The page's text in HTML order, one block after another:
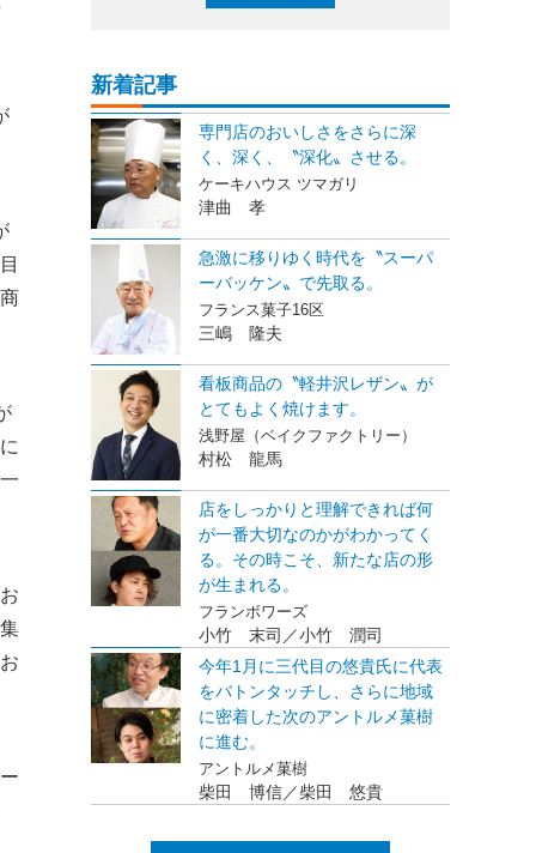
新着記事
専門店のおいしさをさらに深
く、深く、〝深化〟させる。
ケーキハウス ツマガリ
津曲 孝
急激に移りゆく時代を〝スーパ
ーバッケン〟で先取る。
フランス菓子16区
三嶋 隆夫
看板商品の〝軽井沢レザン〟が
とてもよく焼けます。
浅野屋（ベイクファクトリー）
村松 龍馬
店をしっかりと理解できれば何
が一番大切なのかがわかってく
る。その時こそ、新たな店の形
が生まれる。
フランボワーズ
小竹 末司／小竹 潤司
今年1月に三代目の悠貴氏に代表
をバトンタッチし、さらに地域
に密着した次のアントルメ菓樹
に進む。
アントルメ菓樹
柴田 博信／柴田 悠貴